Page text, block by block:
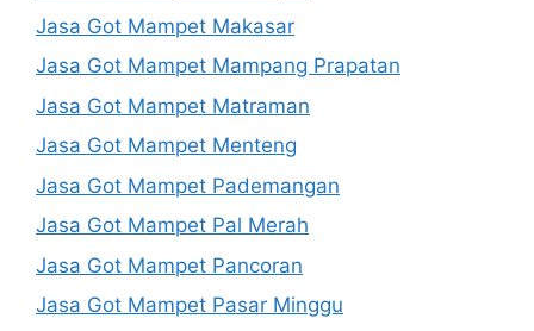
Jasa Got Mampet Makasar
Jasa Got Mampet Mampang Prapatan
Jasa Got Mampet Matraman
Jasa Got Mampet Menteng
Jasa Got Mampet Pademangan
Jasa Got Mampet Pal Merah
Jasa Got Mampet Pancoran
Jasa Got Mampet Pasar Minggu